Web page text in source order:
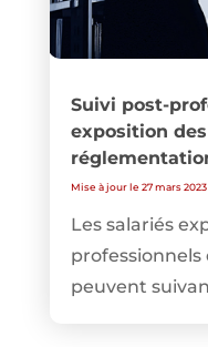
Suivi post-
exposition
Mise à jour le 27 mars 2023
Les salariés
peuvent